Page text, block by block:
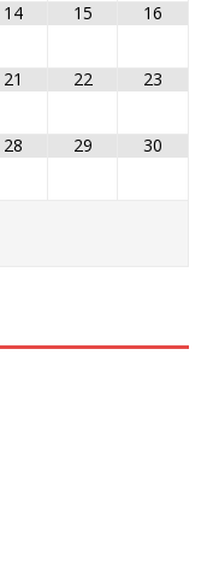
14 15 16
21 22 23
28 29 30